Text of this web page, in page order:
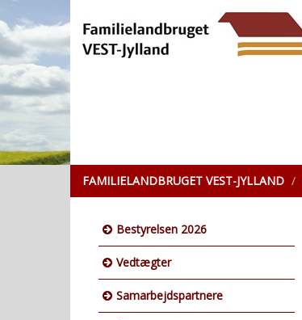
FAMILIELANDBRUGET VEST-JYLLAND
Bestyrelsen 2026
Vedtægter
Samarbejdspartnere